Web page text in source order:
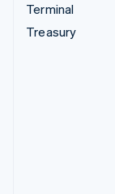
Terminal
Treasury